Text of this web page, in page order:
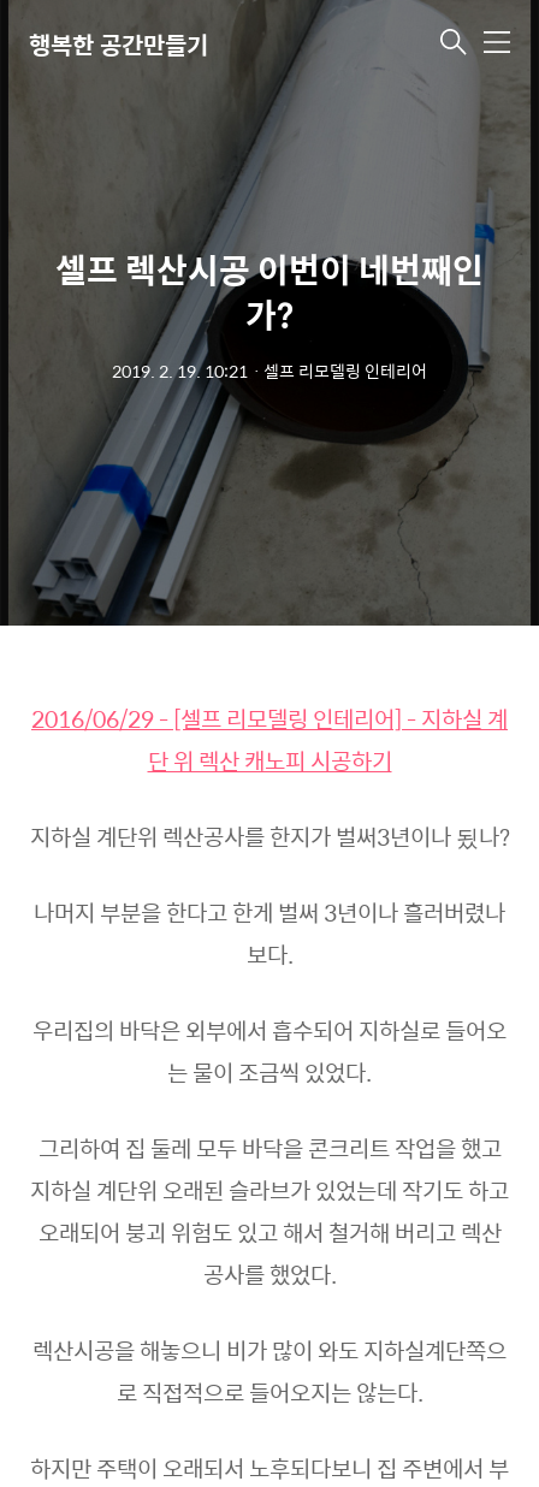
행복한 공간만들기 메
셀프 렉산시공 이번이 네번째인
가?
2019. 2. 19. 10:21 ㆍ 셀프 리모델링 인테리어
2016/06/29 - [셀프 리모델링 인테리어] - 지하실 계
단 위 렉산 캐노피 시공하기
지하실 계단위 렉산공사를 한지가 벌써3년이나 됬나?
나머지 부분을 한다고 한게 벌써 3년이나 흘러버렸나
보다.
우리집의 바닥은 외부에서 흡수되어 지하실로 들어오
는 물이 조금씩 있었다.
그리하여 집 둘레 모두 바닥을 콘크리트 작업을 했고
지하실 계단위 오래된 슬라브가 있었는데 작기도 하고
오래되어 붕괴 위험도 있고 해서 철거해 버리고 렉산
공사를 했었다.
렉산시공을 해놓으니 비가 많이 와도 지하실계단쪽으
로 직접적으로 들어오지는 않는다.
하지만 주택이 오래되서 노후되다보니 집 주변에서 부